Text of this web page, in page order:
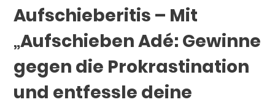
Aufschieberitis – Mit
„Aufschieben Adé: Gewinne
gegen die Prokrastination
und entfessle deine